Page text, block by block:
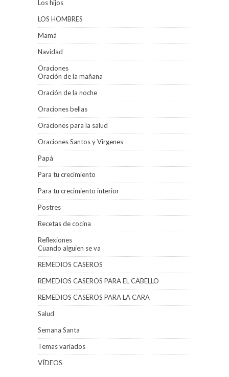
Los hijos
LOS HOMBRES
Mamá
Navidad
Oraciones
Oración de la mañana
Oración de la noche
Oraciones bellas
Oraciones para la salud
Oraciones Santos y Virgenes
Papá
Para tu crecimiento
Para tu crecimiento interior
Postres
Recetas de cocina
Reflexiones
Cuando alguien se va
REMEDIOS CASEROS
REMEDIOS CASEROS PARA EL CABELLO
REMEDIOS CASEROS PARA LA CARA
Salud
Semana Santa
Temas variados
VÍDEOS